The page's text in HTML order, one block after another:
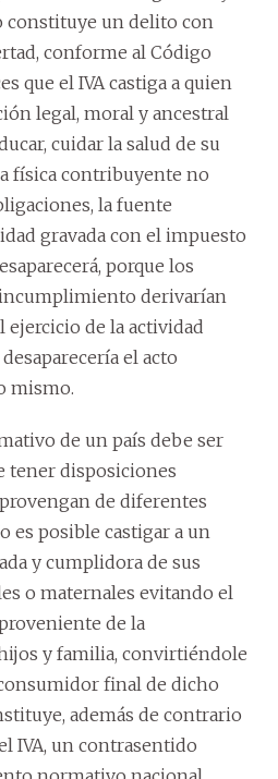
un delito con
conforme al Código
que el IVA castiga a quien
legal, moral y ancestral
cuidar la salud de su
física contribuyente no
la fuente
gravada con el impuesto
porque los
derivarían
ejercicio de la actividad
el acto
mismo.
de un país debe ser
tener disposiciones
de diferentes
es posible castigar a un
y cumplidora de sus
o maternales evitando el
de la
y familia, convirtiéndole
final de dicho
además de contrario
IVA, un contrasentido